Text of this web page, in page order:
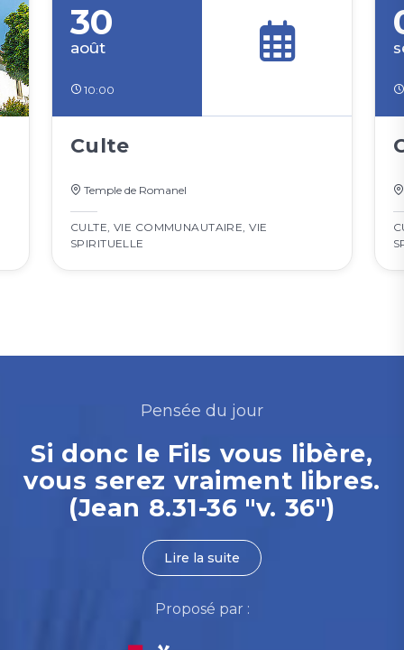
30
août
10:00
Culte
Temple de Romanel
CULTE,VIE COMMUNAUTAIRE,VIE
SPIRITUELLE
Pensée du jour
Si donc le Fils vous libère,
vous serez vraiment libres.
(Jean 8.31-36 "v. 36")
Lire la suite
Proposé par :